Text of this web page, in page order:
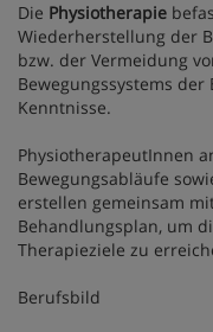
Die Physiotherapie
Wiederherstellung der
bzw. der Vermeidung
Bewegungssystems
Kenntnisse.
PhysiotherapeutInnen
Bewegungsabläufe
erstellen gemeinsam
Behandlungsplan, um
Therapieziele zu
Berufsbild